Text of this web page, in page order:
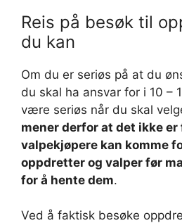
Reis på besøk til
du kan
Om du er seriøs på at du
du skal ha ansvar for i 10 –
være seriøs når du skal
mener derfor at det ikke er
valpekjøpere kan komme
oppdretter og valper før
for å hente dem.
Ved å faktisk besøke